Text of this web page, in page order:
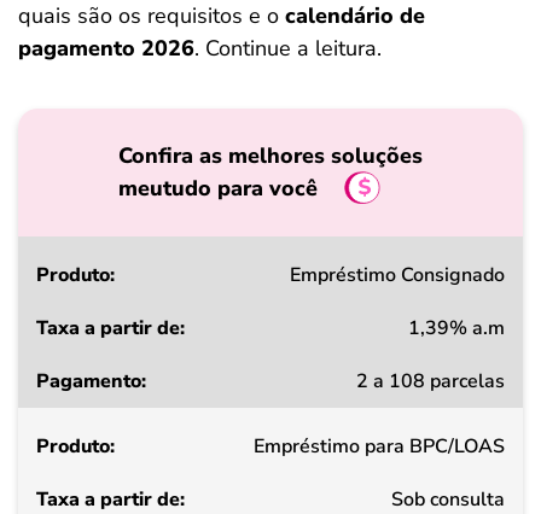
quais são os requisitos e o calendário de
pagamento 2026. Continue a leitura.
Confira as melhores soluções
meutudo para você
Produto
a
de
Empréstimo Consignado
1,39% a.m
2 a 108 parcelas
Empréstimo para BPC/LOAS
Sob consulta